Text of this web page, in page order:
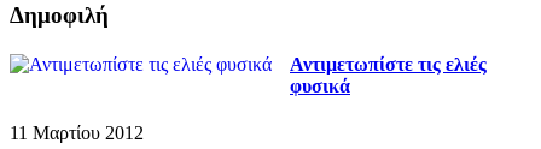
Δημοφιλή
Αντιμετωπίστε τις ελιές
φυσικά
11 Μαρτίου 2012